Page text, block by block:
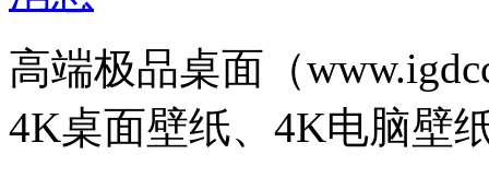
高端极品桌面（
4K桌面壁纸、4K电脑壁